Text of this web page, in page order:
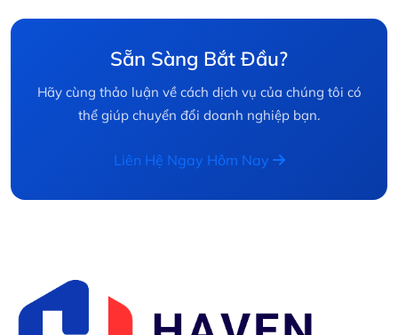
Sẵn Sàng Bắt Đầu?
Hãy cùng thảo luận về cách dịch vụ của chúng tôi có
thể giúp chuyển đổi doanh nghiệp bạn.
Liên Hệ Ngay Hôm Nay